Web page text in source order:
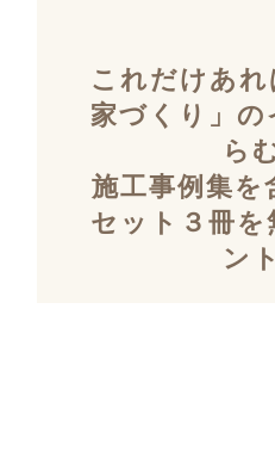
これだけあ
家づくり」の
ら
施工事例集
セット３冊
ン